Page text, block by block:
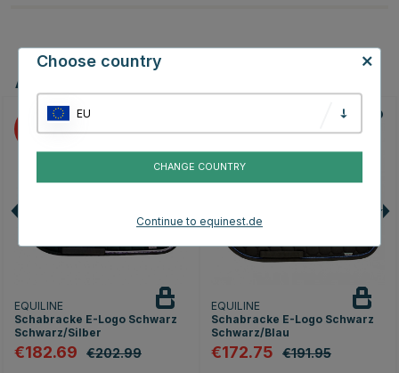
Andere Produkte, die Ihnen gefallen könnten
10
EQUILINE
Schabracke E-Logo Schwarz
Schwarz/Silber
€182.69 €202.99
10
EQUILINE
Schabracke E-Logo Schwarz
Schwarz/Blau
€172.75 €191.95
Choose country
EU
CHANGE COUNTRY
Continue to equinest.de